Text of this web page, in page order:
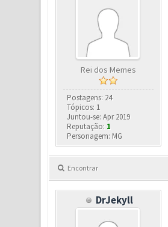
Rei dos Memes
Postagens: 24
Tópicos: 1
Juntou-se: Apr 2019
Reputação: 1
Personagem: MG
Encontrar
DrJekyll